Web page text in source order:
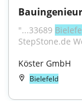
"...33689
StepStone.de
Köster GmbH
Bielefeld